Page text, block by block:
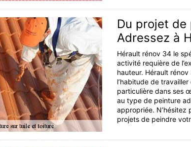
Du projet
Adressez à
Hérault rénov 34 le
activité requière de
hauteur. Hérault
l’habitude de
particulière dans ses
au type de peinture
appropriée.
projets de peindre